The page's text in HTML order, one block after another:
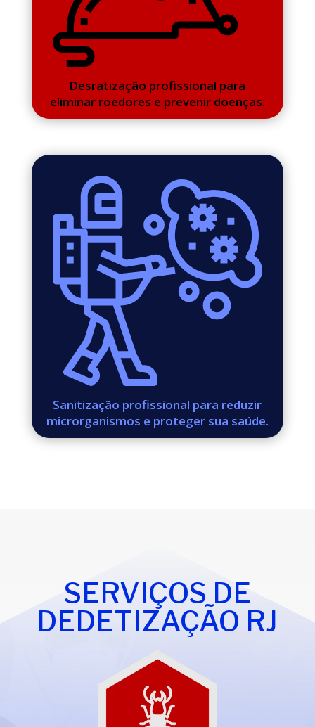
Desratização profissional para
eliminar roedores e prevenir doenças.
Sanitização profissional para reduzir
microrganismos e proteger sua saúde.
SERVIÇOS DE
DEDETIZAÇÃO RJ